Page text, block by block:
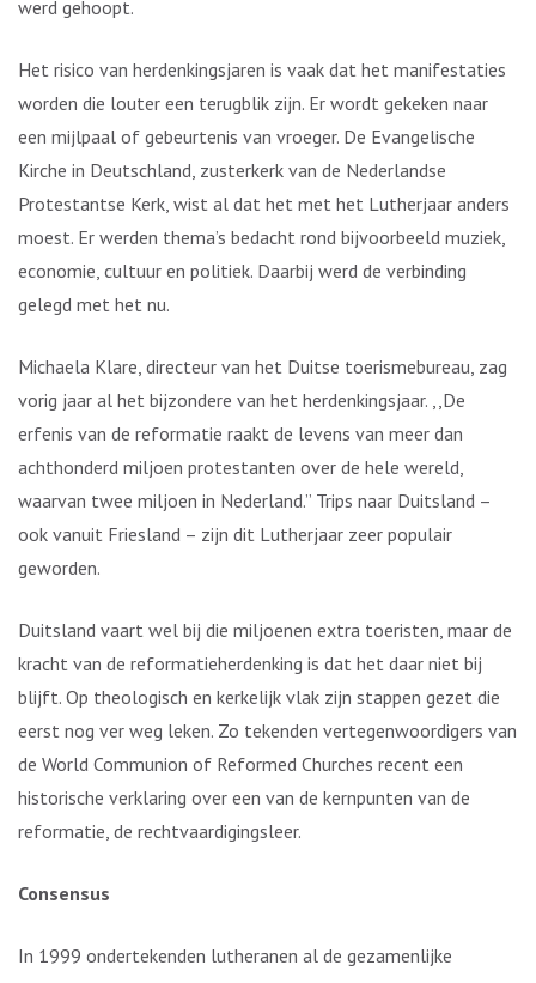
werd gehoopt.
Het risico van herdenkingsjaren is vaak dat het manifestaties
worden die louter een terugblik zijn. Er wordt gekeken naar
een mijlpaal of gebeurtenis van vroeger. De Evangelische
Kirche in Deutschland, zusterkerk van de Nederlandse
Protestantse Kerk, wist al dat het met het Lutherjaar anders
moest. Er werden thema’s bedacht rond bijvoorbeeld muziek,
economie, cultuur en politiek. Daarbij werd de verbinding
gelegd met het nu.
Michaela Klare, directeur van het Duitse toerismebureau, zag
vorig jaar al het bijzondere van het herdenkingsjaar. ,,De
erfenis van de reformatie raakt de levens van meer dan
achthonderd miljoen protestanten over de hele wereld,
waarvan twee miljoen in Nederland.” Trips naar Duitsland –
ook vanuit Friesland – zijn dit Lutherjaar zeer populair
geworden.
Duitsland vaart wel bij die miljoenen extra toeristen, maar de
kracht van de reformatieherdenking is dat het daar niet bij
blijft. Op theologisch en kerkelijk vlak zijn stappen gezet die
eerst nog ver weg leken. Zo tekenden vertegenwoordigers van
de World Communion of Reformed Churches recent een
historische verklaring over een van de kernpunten van de
reformatie, de rechtvaardigingsleer.
Consensus
In 1999 ondertekenden lutheranen al de gezamenlijke